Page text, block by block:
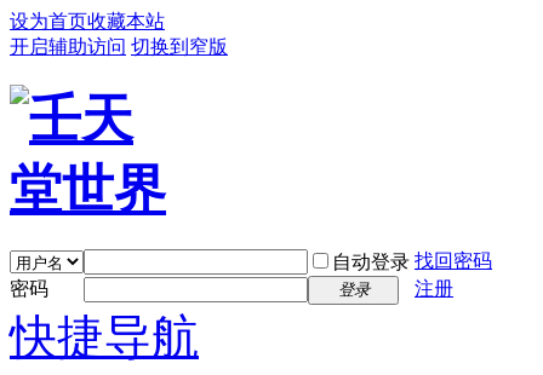
设为首页收藏本站
开启辅助访问 切换到窄版
自动登录 找回密码
密码
登录 注册
快捷导航